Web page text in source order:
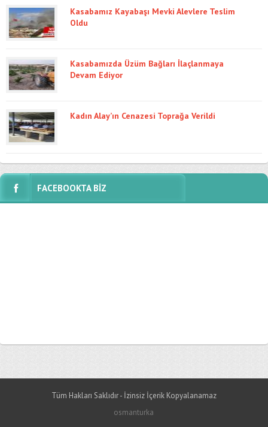
Kasabamız Kayabaşı Mevki Alevlere Teslim
Oldu
Kasabamızda Üzüm Bağları İlaçlanmaya
Devam Ediyor
Kadın Alay’ın Cenazesi Toprağa Verildi
FACEBOOKTA BİZ
Tüm Hakları Saklıdır - İzinsiz İçerik Kopyalanamaz
osmanturka